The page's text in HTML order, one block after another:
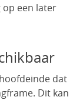
een later
dat
Dit kan